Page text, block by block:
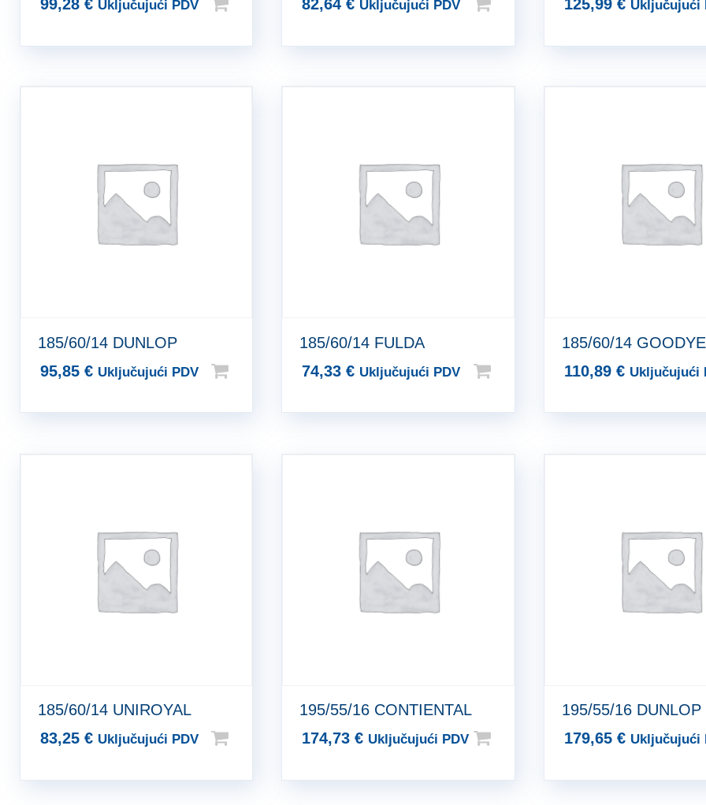
99,28 € Uključujući PDV
82,64€ Uključujući PDV
125,99€ Uključujući
185/60/14 DUNLOP
95,85 € Uključujući PDV
185/60/14 FULDA
74,33€ Uključujući PDV
185/60/14
110,89€ Uključujući
185/60/14 UNIROYAL
83,25 € Uključujući PDV
195/55/16 CONTIENTAL
174,73€ Uključujući PDV
195/55/16 DUNLOP
179,65€ Uključujući